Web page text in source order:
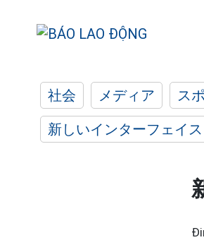
社会 メディア ス
新しいインターフェイ